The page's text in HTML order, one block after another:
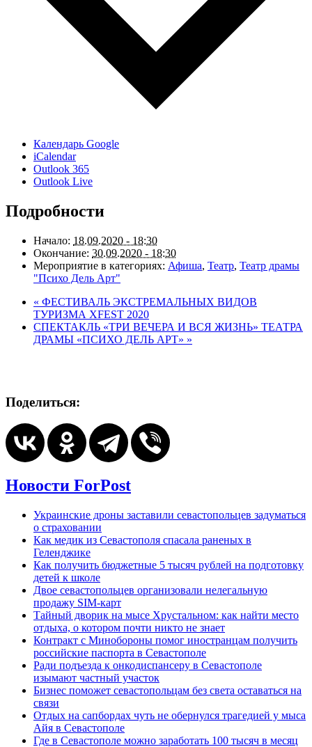
Календарь Google
iCalendar
Outlook 365
Outlook Live
Подробности
Начало: 18.09.2020 - 18:30
Окончание: 30.09.2020 - 18:30
Мероприятие в категориях: Афиша, Театр, Театр драмы
"Психо Дель Арт"
« ФЕСТИВАЛЬ ЭКСТРЕМАЛЬНЫХ ВИДОВ
ТУРИЗМА XFEST 2020
СПЕКТАКЛЬ «ТРИ ВЕЧЕРА И ВСЯ ЖИЗНЬ» ТЕАТРА
ДРАМЫ «ПСИХО ДЕЛЬ АРТ» »
Поделиться:
Новости ForPost
Украинские дроны заставили севастопольцев задуматься
о страховании
Как медик из Севастополя спасала раненых в
Геленджике
Как получить бюджетные 5 тысяч рублей на подготовку
детей к школе
Двое севастопольцев организовали нелегальную
продажу SIM-карт
Тайный дворик на мысе Хрустальном: как найти место
отдыха, о котором почти никто не знает
Контракт с Минобороны помог иностранцам получить
российские паспорта в Севастополе
Ради подъезда к онкодиспансеру в Севастополе
изымают частный участок
Бизнес поможет севастопольцам без света оставаться на
связи
Отдых на сапбордах чуть не обернулся трагедией у мыса
Айя в Севастополе
Где в Севастополе можно заработать 100 тысяч в месяц